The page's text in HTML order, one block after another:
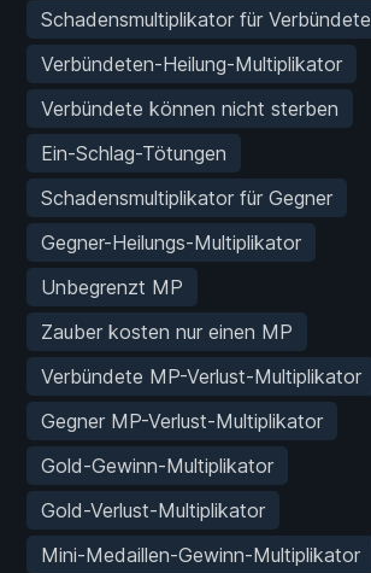
Schadensmultiplikator für Verbündete
Verbündeten-Heilung-Multiplikator
Verbündete können nicht sterben
Ein-Schlag-Tötungen
Schadensmultiplikator für Gegner
Gegner-Heilungs-Multiplikator
Unbegrenzt MP
Zauber kosten nur einen MP
Verbündete MP-Verlust-Multiplikator
Gegner MP-Verlust-Multiplikator
Gold-Gewinn-Multiplikator
Gold-Verlust-Multiplikator
Mini-Medaillen-Gewinn-Multiplikator